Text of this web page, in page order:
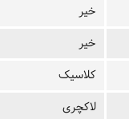
خیر
خیر
کلاسیک
لاکچری